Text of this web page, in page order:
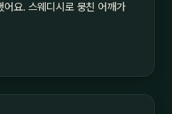
요. 스웨디시로 뭉친 어깨가